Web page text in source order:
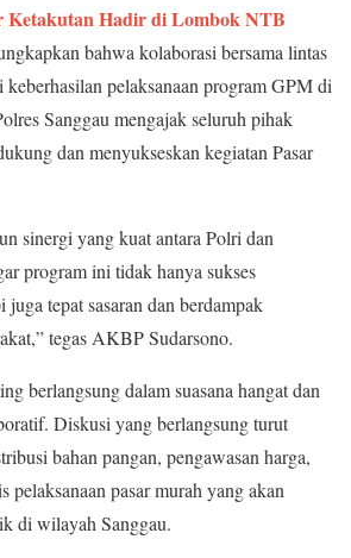
Ketakutan Hadir di Lombok NTB
bahwa kolaborasi bersama lintas
pelaksanaan program GPM di
Sanggau mengajak seluruh pihak
dan menyukseskan kegiatan Pasar
sinergi yang kuat antara Polri dan
program ini tidak hanya sukses
juga tepat sasaran dan berdampak
tegas AKBP Sudarsono.
berlangsung dalam suasana hangat dan
Diskusi yang berlangsung turut
bahan pangan, pengawasan harga,
pelaksanaan pasar murah yang akan
di wilayah Sanggau.